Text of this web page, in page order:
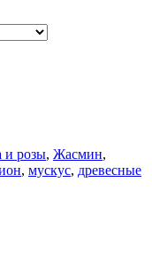
и розы, Жасмин,
, мускус, древесные